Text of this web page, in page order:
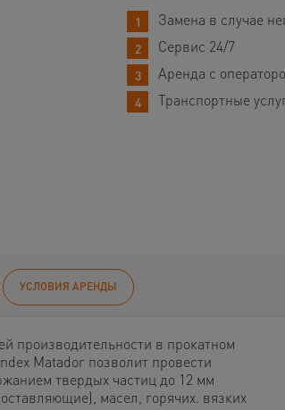
Замена в случае
Сервис 24/7
Аренда с
Транспортные
УСЛОВИЯ АРЕНДЫ
производительности в прокатном
Matador позволит провести
твердых частиц до 12 мм
масел, горячих. вязких